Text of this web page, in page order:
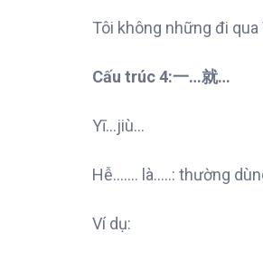
Tôi không những đi
Cấu trúc 4:一…就…
Yī…jiù…
Hễ……. là…..: thường
Ví dụ: